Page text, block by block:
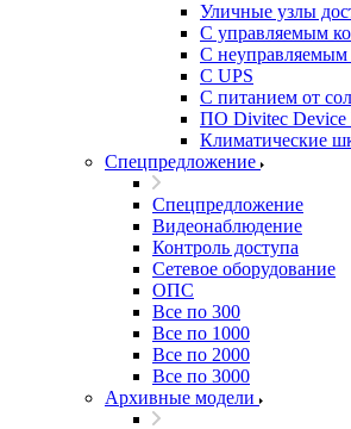
Уличные узлы
С управляемым
С неуправляемым
С UPS
С питанием от
ПО Divitec Device
Климатические
Спецпредложение
Спецпредложение
Видеонаблюдение
Контроль доступа
Сетевое оборудование
ОПС
Все по 300
Все по 1000
Все по 2000
Все по 3000
Архивные модели